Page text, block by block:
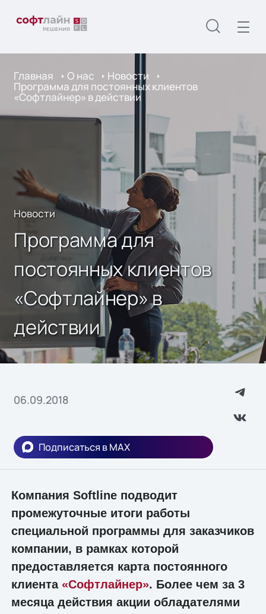
Главная О нас Новости
Программа для постоянных клиентов
«Софтлайнер» в действии
Новости
Программа для
постоянных клиентов
«Софтлайнер» в
действии
06.09.2018
Подписаться в MAX
Компания Softline подводит
промежуточные итоги работы
специальной программы для заказчиков
компании, в рамках которой
предоставляется карта постоянного
клиента «Софтлайнер». Более чем за 3
месяца действия акции обладателями